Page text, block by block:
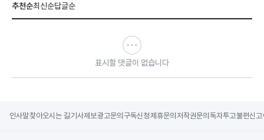
추천순최신순답글순
표시할 댓글이 없습니다
인사말찾아오시는 길기사제보광고문의 구독신청제휴문의 저작권문의 독자투고불편신고